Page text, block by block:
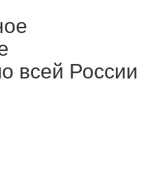
всей России